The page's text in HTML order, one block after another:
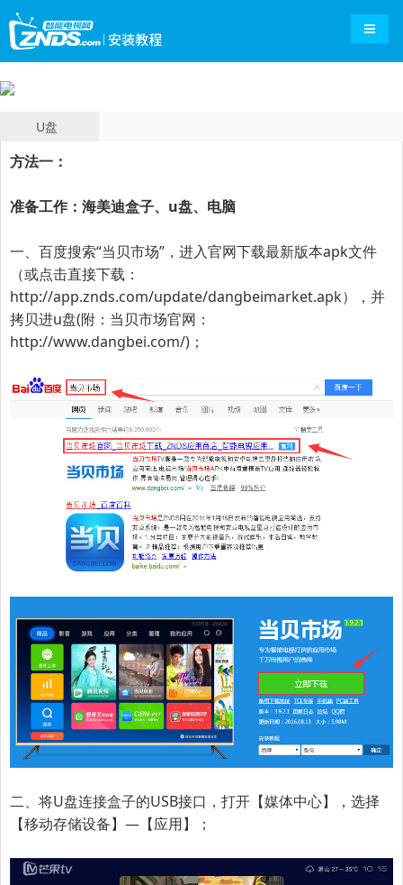
导航
U盘
方法一：
准备工作：海美迪盒子、u盘、电脑
一、百度搜索“当贝市场”，进入官网下载最新版本apk文件
（或点击直接下载：
http://app.znds.com/update/dangbeimarket.apk），并
拷贝进u盘(附：当贝市场官网：
http://www.dangbei.com/)；
二、将U盘连接盒子的USB接口，打开【媒体中心】，选择
【移动存储设备】—【应用】；